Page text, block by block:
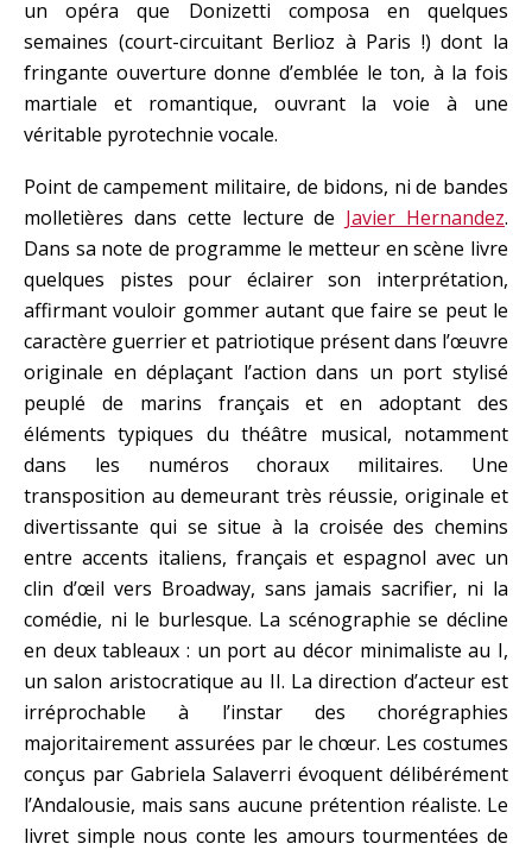
un opéra que Donizetti composa en quelques
semaines (court-circuitant Berlioz à Paris !) dont la
fringante ouverture donne d’emblée le ton, à la fois
martiale et romantique, ouvrant la voie à une
véritable pyrotechnie vocale.
Point de campement militaire, de bidons, ni de bandes
molletières dans cette lecture de Javier Hernandez.
Dans sa note de programme le metteur en scène livre
quelques pistes pour éclairer son interprétation,
affirmant vouloir gommer autant que faire se peut le
caractère guerrier et patriotique présent dans l’œuvre
originale en déplaçant l’action dans un port stylisé
peuplé de marins français et en adoptant des
éléments typiques du théâtre musical, notamment
dans les numéros choraux militaires. Une
transposition au demeurant très réussie, originale et
divertissante qui se situe à la croisée des chemins
entre accents italiens, français et espagnol avec un
clin d’œil vers Broadway, sans jamais sacrifier, ni la
comédie, ni le burlesque. La scénographie se décline
en deux tableaux : un port au décor minimaliste au I,
un salon aristocratique au II. La direction d’acteur est
irréprochable à l’instar des chorégraphies
majoritairement assurées par le chœur. Les costumes
conçus par Gabriela Salaverri évoquent délibérément
l’Andalousie, mais sans aucune prétention réaliste. Le
livret simple nous conte les amours tourmentées de